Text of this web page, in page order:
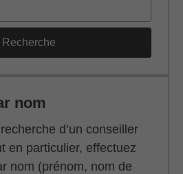
Recherche
nom
d’un conseiller
en particulier, effectuez
nom (prénom, nom de